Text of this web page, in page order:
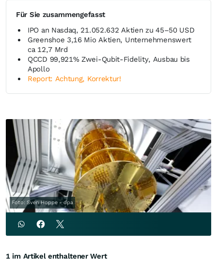
Für Sie zusammengefasst
IPO an Nasdaq, 21.052.632 Aktien zu 45–50 USD
Greenshoe 3,16 Mio Aktien, Unternehmenswert
ca 12,7 Mrd
QCCD 99,921% Zwei-Qubit-Fidelity, Ausbau bis
Apollo
Report: Achtung, Korrektur!
Foto: Sven Hoppe - dpa
1 im Artikel enthaltener Wert